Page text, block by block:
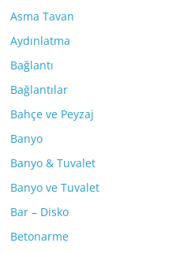
Asma Tavan
Aydınlatma
Bağlantı
Bağlantılar
Bahçe ve Peyzaj
Banyo
Banyo & Tuvalet
Banyo ve Tuvalet
Bar – Disko
Betonarme